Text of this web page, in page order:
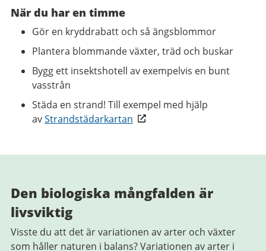
När du har en timme
Gör en kryddrabatt och så ängsblommor
Plantera blommande växter, träd och buskar
Bygg ett insektshotell av exempelvis en bunt
vasstrån
Städa en strand! Till exempel med hjälp
avStrandstädarkartan
Den biologiska mångfalden är
livsviktig
Visste du att det är variationen av arter och växter
som håller naturen i balans? Variationen av arter i